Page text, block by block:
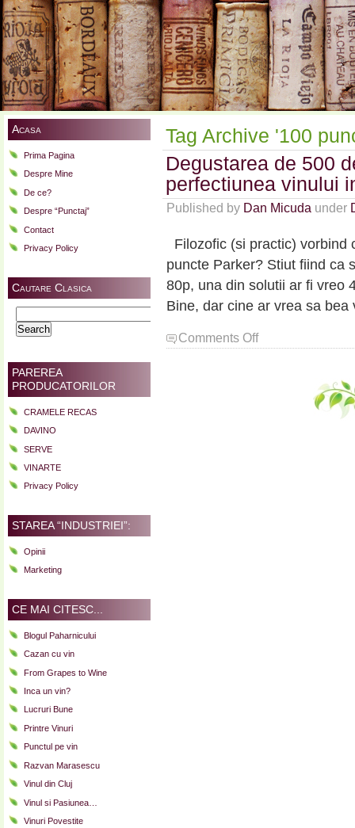
Acasa
Prima Pagina
Despre Mine
De ce?
Despre “Punctaj”
Contact
Privacy Policy
Cautare Clasica
for:
PAREREA
PRODUCATORILOR
CRAMELE RECAS
DAVINO
SERVE
VINARTE
Privacy Policy
STAREA “INDUSTRIEI”:
Opinii
Marketing
CE MAI CITESC...
Blogul Paharnicului
Cazan cu vin
From Grapes to Wine
Inca un vin?
Lucruri Bune
Printre Vinuri
Punctul pe vin
Razvan Marasescu
Vinul din Cluj
Vinul si Pasiunea…
Vinuri Povestite
Tag Archive '100
Degustarea de 500
perfectiunea vinului
Published by Dan Micuda under
Filozofic (si practic) vorbind
puncte Parker? Stiut fiind ca
80p, una din solutii ar fi vreo
Bine, dar cine ar vrea sa
Comments Offon
Degustarea